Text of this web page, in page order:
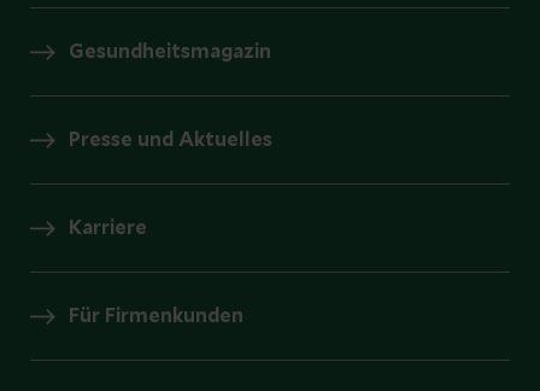
Gesundheitsmagazin
Presse und Aktuelles
Karriere
Für Firmenkunden